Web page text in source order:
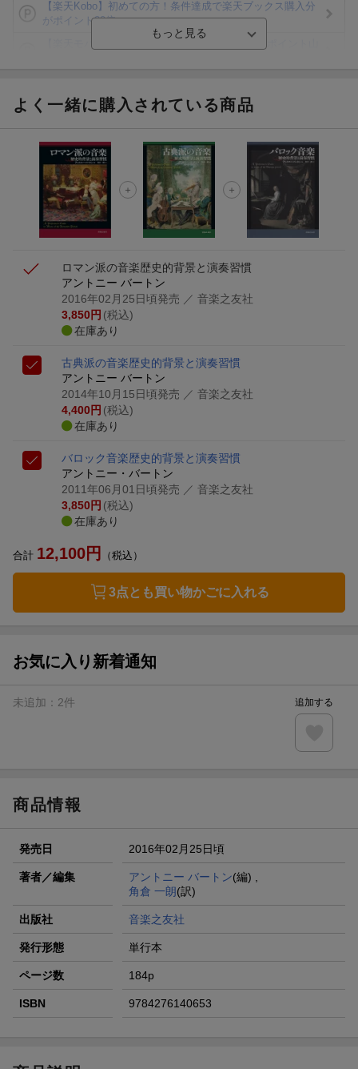
【楽天Kobo】初めての方！条件達成で楽天ブックス購入分
がポイント20倍
ト山分け
エントリー＆3,000円以上購入で無料データSIM（3GB/月プ
ラン）が当たる！
楽天モバイル紹介キャンペーンの拡散で300円OFFクーポン
進呈
よく一緒に購入されている商品
ロマン派の音楽歴史的背景と演奏習慣
アントニー バートン
2016年02月25日頃発売 ／ 音楽之友社
3,850円 (税込)
在庫あり
古典派の音楽歴史的背景と演奏習慣
アントニー バートン
2014年10月15日頃発売 ／ 音楽之友社
4,400円 (税込)
在庫あり
バロック音楽歴史的背景と演奏習慣
アントニー・バートン
2011年06月01日頃発売 ／ 音楽之友社
3,850円 (税込)
在庫あり
合計 12,100円 （税込）
3点とも買い物かごに入れる
お気に入り新着通知
未追加： 2件 追加する
商品情報
発売日 2016年02月25日頃
著者／編集 アントニー バートン(編) ,
角倉 一朗(訳)
出版社 音楽之友社
発行形態 単行本
ページ数 184p
ISBN 9784276140653